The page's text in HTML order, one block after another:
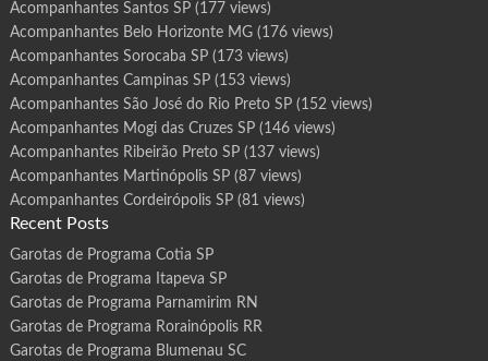
Acompanhantes Santos SP(177 views)
Acompanhantes Belo Horizonte MG(176 views)
Acompanhantes Sorocaba SP(173 views)
Acompanhantes Campinas SP(153 views)
Acompanhantes São José do Rio Preto SP(152 views)
Acompanhantes Mogi das Cruzes SP(146 views)
Acompanhantes Ribeirão Preto SP(137 views)
Acompanhantes Martinópolis SP(87 views)
Acompanhantes Cordeirópolis SP(81 views)
Recent Posts
Garotas de Programa Cotia SP
Garotas de Programa Itapeva SP
Garotas de Programa Parnamirim RN
Garotas de Programa Rorainópolis RR
Garotas de Programa Blumenau SC